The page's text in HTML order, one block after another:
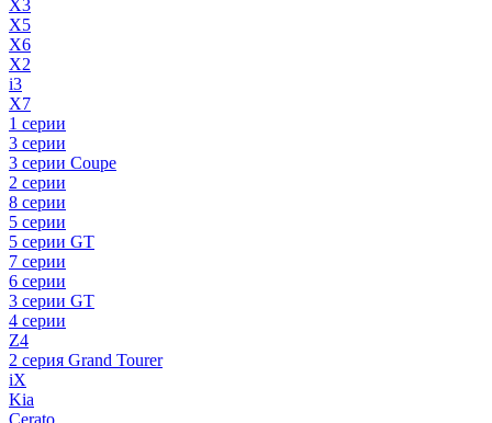
X3
X5
X6
X2
i3
X7
1 серии
3 серии
3 серии Coupe
2 серии
8 серии
5 серии
5 серии GT
7 серии
6 серии
3 серии GT
4 серии
Z4
2 серия Grand Tourer
iX
Kia
Cerato